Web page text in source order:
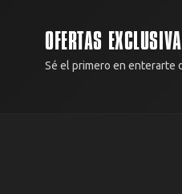
OFERTAS
Sé el primero en enterarte